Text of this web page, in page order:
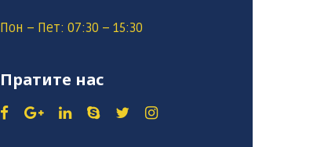
Пон – Пет: 07:30 – 15:30
Пратите нас